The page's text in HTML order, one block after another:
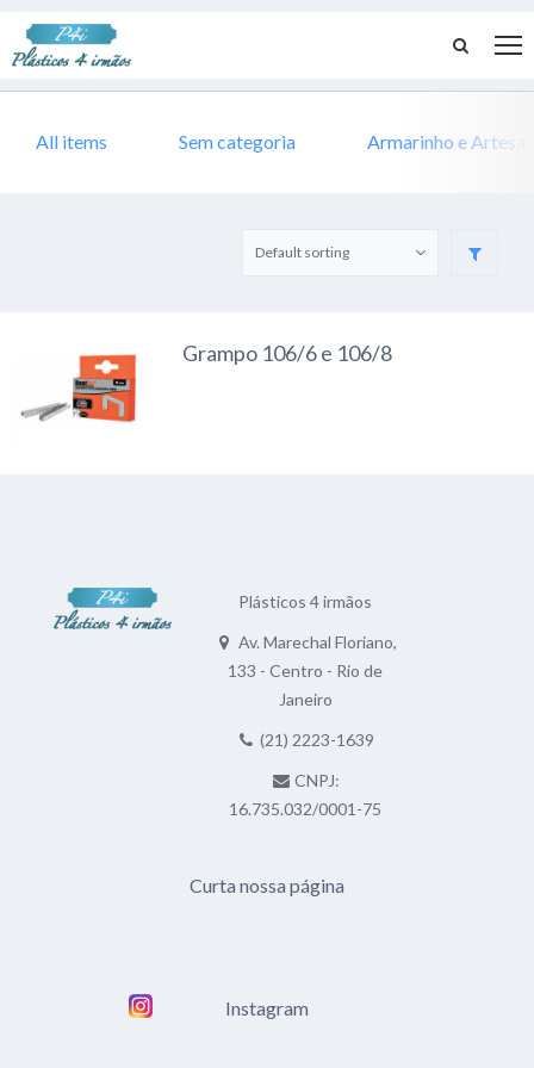
All items Sem categoria Armarinho e
Grampo 106/6 e 106/8
Plásticos 4 irmãos
Av. Marechal Floriano,
133 - Centro - Rio de
Janeiro
(21) 2223-1639
CNPJ:
16.735.032/0001-75
Curta nossa página
Instagram